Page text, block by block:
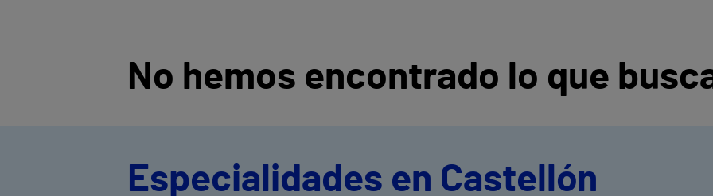
No hemos encontrado lo que
Especialidades en Castellón